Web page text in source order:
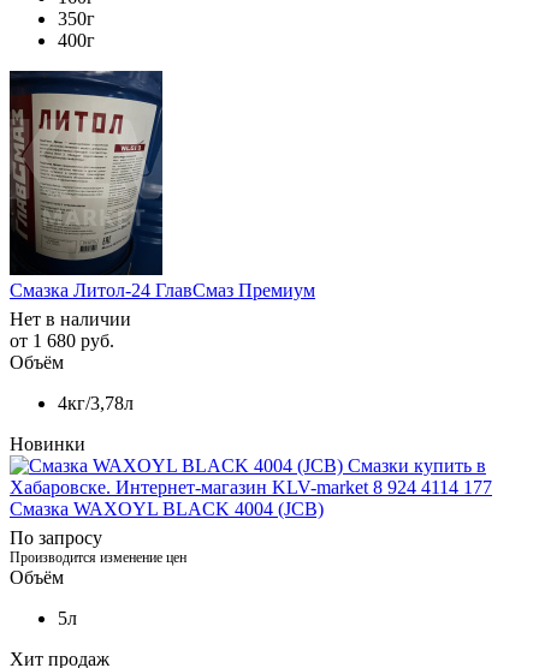
350г
400г
Смазка Литол-24 ГлавСмаз Премиум
Нет в наличии
от 1 680 руб.
Объём
4кг/3,78л
Новинки
Смазка WAXOYL BLACK 4004 (JCB)
По запросу
Производится изменение цен
Объём
5л
Хит продаж